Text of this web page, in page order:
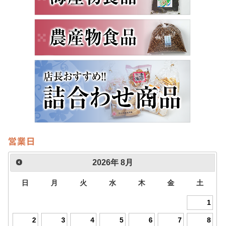
営業日
2026年 8月
日 月 火 水 木 金 土
1
2 3 4 5 6 7 8